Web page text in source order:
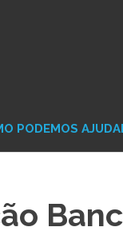
PODEMOS